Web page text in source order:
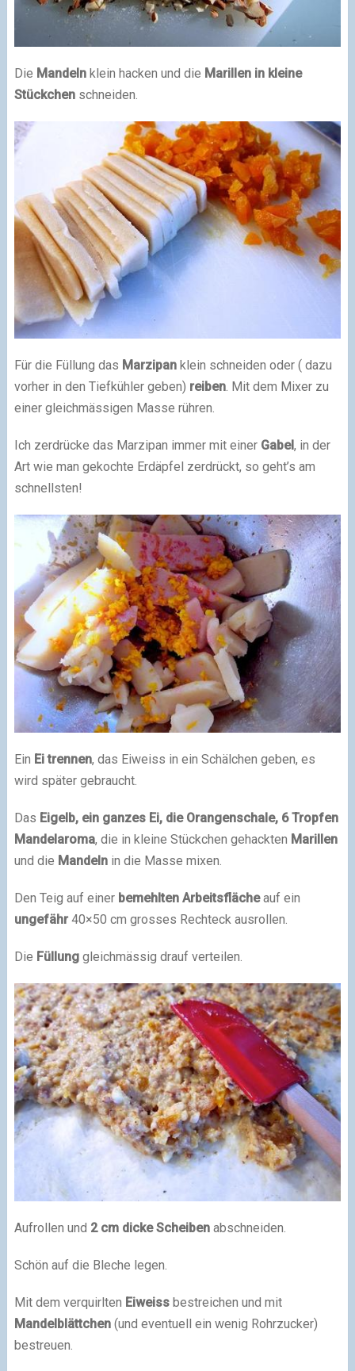
Die Mandelnklein hacken und die Marillen in kleine
Stückchenschneiden.
Für die Füllung das Marzipanklein schneiden oder ( dazu
vorher in den Tiefkühler geben) reiben. Mit dem Mixer zu
einer gleichmässigen Masse rühren.
Ich zerdrücke das Marzipan immer mit einer Gabel, in der
Art wie man gekochte Erdäpfel zerdrückt, so geht’s am
schnellsten!
Ein Ei trennen, das Eiweiss in ein Schälchen geben, es
wird später gebraucht.
Das Eigelb, ein ganzes Ei, die Orangenschale, 6 Tropfen
Mandelaroma, die in kleine Stückchen gehackten Marillen
und die Mandelnin die Masse mixen.
Den Teig auf einer bemehlten Arbeitsflächeauf ein
ungefähr 40×50 cm grosses Rechteck ausrollen.
Die Füllunggleichmässig drauf verteilen.
Aufrollen und 2 cm dicke Scheibenabschneiden.
Schön auf die Bleche legen.
Mit dem verquirlten Eiweissbestreichen und mit
Mandelblättchen(und eventuell ein wenig Rohrzucker)
bestreuen.